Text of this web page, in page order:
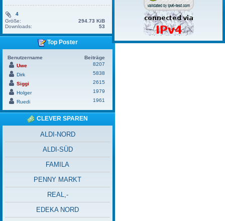
4
Größe:
294.73 KiB
Downloads:
53
Top Poster
Benutzername
Beiträge
Uwe
8207
Dirk
5838
Siggi
2615
Holger
1979
Ruedi
1961
CLEVER SPAREN
ALDI-NORD
ALDI-SÜD
FAMILA
PENNY MARKT
REAL,-
EDEKA NORD